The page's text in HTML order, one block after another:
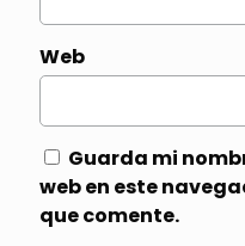
Web
Guarda mi
web en este
que comente.